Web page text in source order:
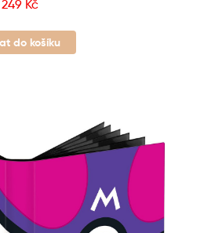
249 Kč
do košíku